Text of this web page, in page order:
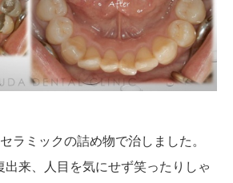
ラミックの詰め物で治しました。
出来、人目を気にせず笑ったりしゃ